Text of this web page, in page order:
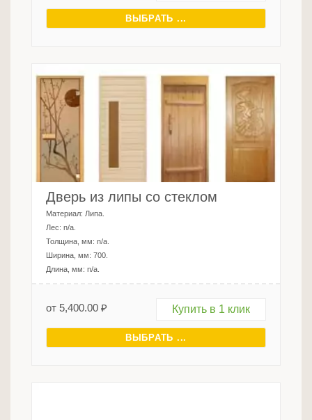
ВЫБРАТЬ ...
Дверь из липы со стеклом
Материал: Липа
Лес: n/a
Толщина, мм: n/a
Ширина, мм: 700
Длина, мм: n/a
от 5,400.00 ₽ Купить в 1 клик
ВЫБРАТЬ ...